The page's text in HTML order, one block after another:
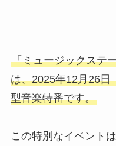
「ミュージックステ
は、2025年12月26日
型音楽特番です。
この特別なイベント